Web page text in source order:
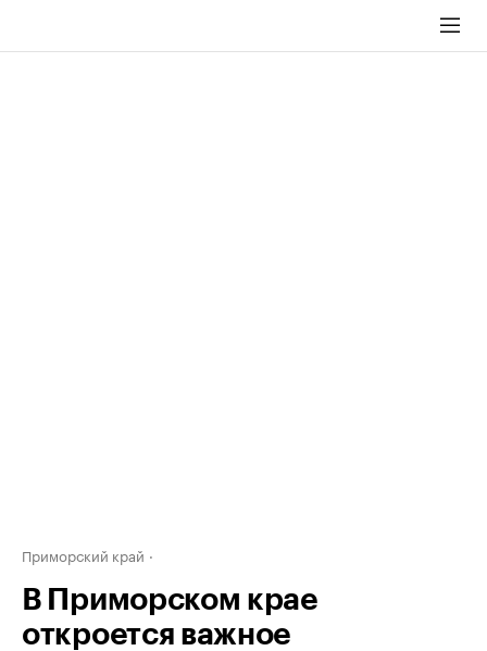
Приморский край
В Приморском крае
откроется важное